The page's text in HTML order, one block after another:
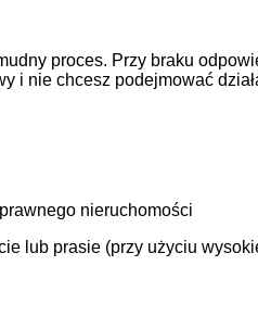
proces. Przy braku
nie chcesz podejmować
nieruchomości
lub prasie (przy użyciu